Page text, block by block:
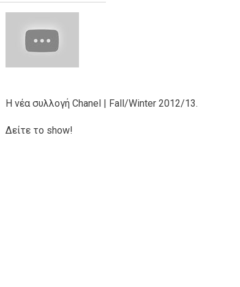
Η νέα συλλογή Chanel | Fall/Winter 2012/13.
Δείτε το show!